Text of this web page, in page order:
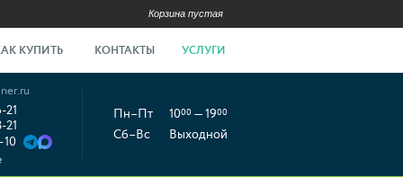
Корзина пустая
КУПИТЬ КОНТАКТЫ УСЛУГИ
21
21
10
Пн–Пт 1000 — 1900
Сб–Вс Выходной